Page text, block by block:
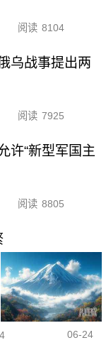
阅读 8104
乌战事提出两
阅读 7925
许“新型军国主
阅读 8805
06-24